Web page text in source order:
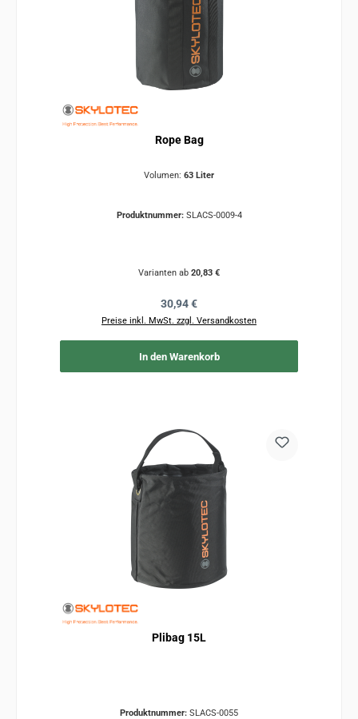
Rope Bag
Volumen: 63 Liter
Produktnummer: SLACS-0009-4
Varianten ab 20,83 €
Regulärer Preis:
30,94 €
Preise inkl. MwSt. zzgl. Versandkosten
In den Warenkorb
Plibag 15L
Produktnummer: SLACS-0055